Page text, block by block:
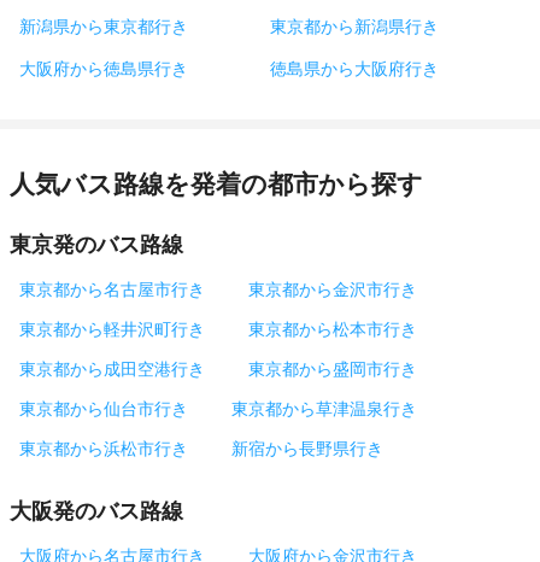
新潟県から東京都行き 東京都から新潟県行き
大阪府から徳島県行き 徳島県から大阪府行き
人気バス路線を発着の都市から探す
東京発のバス路線
東京都から名古屋市行き
東京都から金沢市行き
東京都から軽井沢町行き
東京都から松本市行き
東京都から成田空港行き
東京都から盛岡市行き
東京都から仙台市行き
東京都から草津温泉行き
東京都から浜松市行き
新宿から長野県行き
大阪発のバス路線
大阪府から名古屋市行き
大阪府から金沢市行き